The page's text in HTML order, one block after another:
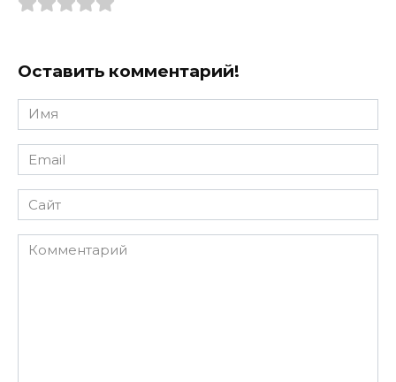
Оставить комментарий!
Имя
*
Email
*
Сайт
Комментарий